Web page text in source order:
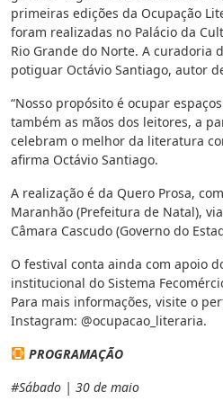
primeiras edições da Ocupação
foram realizadas no Palácio da
Rio Grande do Norte. A curadoria
potiguar Octávio Santiago, autor
“Nosso propósito é ocupar
também as mãos dos leitores, a
celebram o melhor da literatura
afirma Octávio Santiago.
A realização é da Quero Prosa,
Maranhão (Prefeitura de Natal),
Câmara Cascudo (Governo do
O festival conta ainda com apoio
institucional do Sistema
Para mais informações, visite o
Instagram: @ocupacao_literaria.
PROGRAMAÇÃO
#Sábado | 30 de maio